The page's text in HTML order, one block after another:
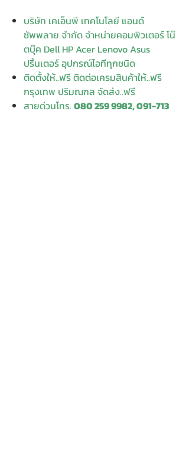
บริษัท เคเอ็นพี เทคโนโลยี แอนด์
ซัพพลาย จำกัด จำหน่ายคอมพิวเตอร์ โน๊
ตบุ๊ค Dell HP Acer Lenovo Asus
ปริ้นเตอร์ อุปกรณ์ไอทีทุกชนิด
ติดตั้งให้..ฟรี ติดต่อเครมสินค้าให้..ฟรี
กรุงเทพ ปริมณฑล จัดส่ง..ฟรี
สายด่วนโทร.080 259 9982, 091-713